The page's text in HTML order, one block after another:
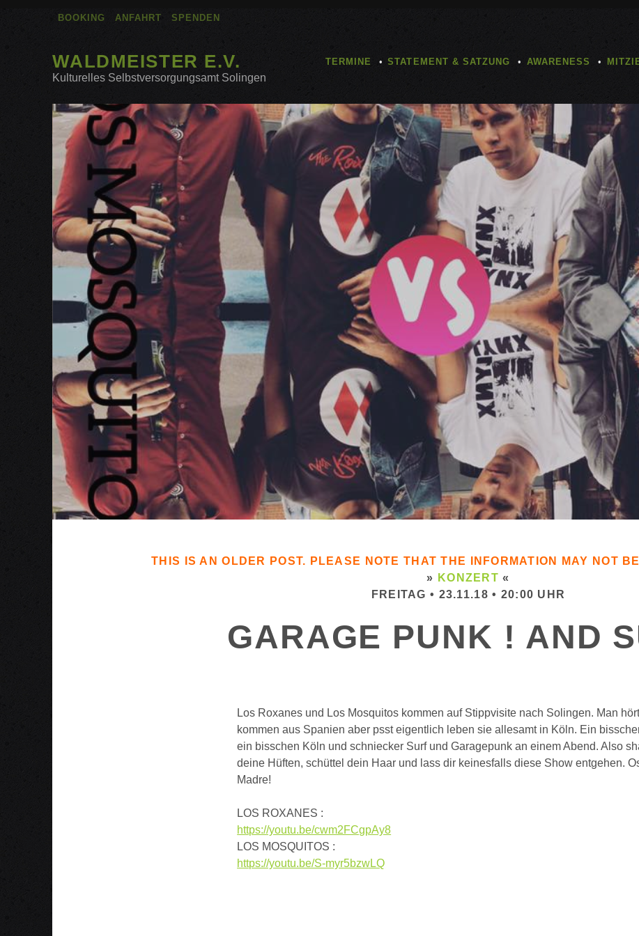
BOOKING ANFAHRT SPENDEN
WALDMEISTER E.V.
Kulturelles Selbstversorgungsamt Solingen
TERMINE STATEMENT & SATZUNG AWARENESS
THIS IS AN OLDER POST. PLEASE NOTE THAT THE INFORMATION MAY NOT
» KONZERT «
FREITAG • 23.11.18 • 20:00 UHR
GARAGE PUNK ! AND
Los Roxanes und Los Mosquitos kommen auf Stippvisite nach Solingen. Man
kommen aus Spanien aber psst eigentlich leben sie allesamt in Köln. Ein
ein bisschen Köln und schniecker Surf und Garagepunk an einem Abend. Also
deine Hüften, schüttel dein Haar und lass dir keinesfalls diese Show entgehen.
Madre!
LOS ROXANES :
https://youtu.be/cwm2FCgpAy8
LOS MOSQUITOS :
https://youtu.be/S-myr5bzwLQ